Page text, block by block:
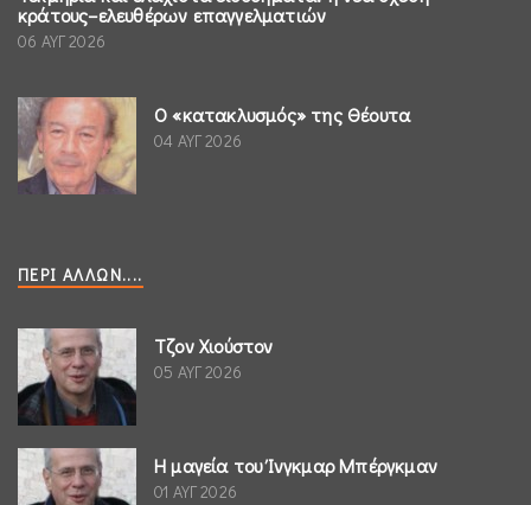
κράτους–ελευθέρων επαγγελματιών
06 ΑΥΓ 2026
Ο «κατακλυσμός» της Θέουτα
04 ΑΥΓ 2026
ΠΕΡΊ ΆΛΛΩΝ....
Τζον Χιούστον
05 ΑΥΓ 2026
Η μαγεία του Ίνγκμαρ Μπέργκμαν
01 ΑΥΓ 2026